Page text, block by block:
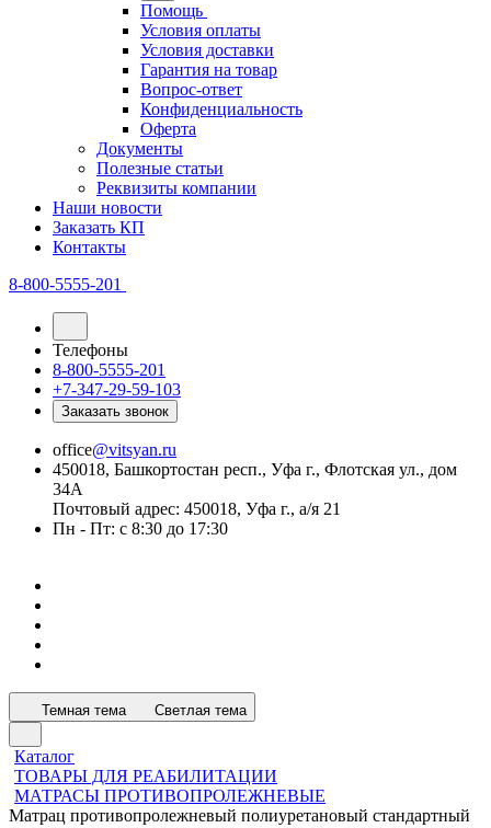
Помощь
Условия оплаты
Условия доставки
Гарантия на товар
Вопрос-ответ
Конфиденциальность
Оферта
Документы
Полезные статьи
Реквизиты компании
Наши новости
Заказать КП
Контакты
8-800-5555-201
Телефоны
8-800-5555-201
+7-347-29-59-103
Заказать звонок
office@vitsyan.ru
450018, Башкортостан респ., Уфа г., Флотская ул., дом
34А
Почтовый адрес: 450018, Уфа г., а/я 21
Пн - Пт: с 8:30 до 17:30
Темная тема Светлая тема
Каталог
ТОВАРЫ ДЛЯ РЕАБИЛИТАЦИИ
МАТРАСЫ ПРОТИВОПРОЛЕЖНЕВЫЕ
Матрац противопролежневый полиуретановый стандартный